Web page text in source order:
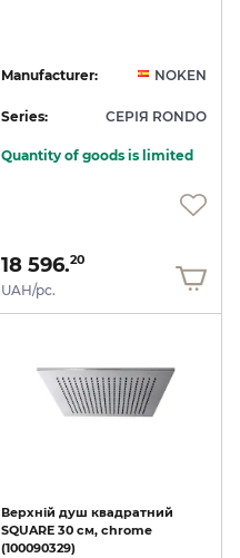
Manufacturer: NOKEN
Series: СЕРІЯ RONDO
Quantity of goods is limited
18 596.20
UAH/pc.
Верхній душ квадратний
SQUARE 30 см, chrome
(100090329)